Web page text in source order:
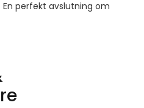
En perfekt avslutning om